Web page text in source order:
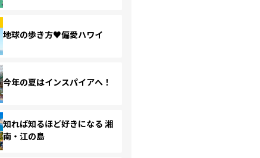
地球の歩き方♥偏愛ハワイ
今年の夏はインスパイアへ！
知れば知るほど好きになる 湘
南・江の島